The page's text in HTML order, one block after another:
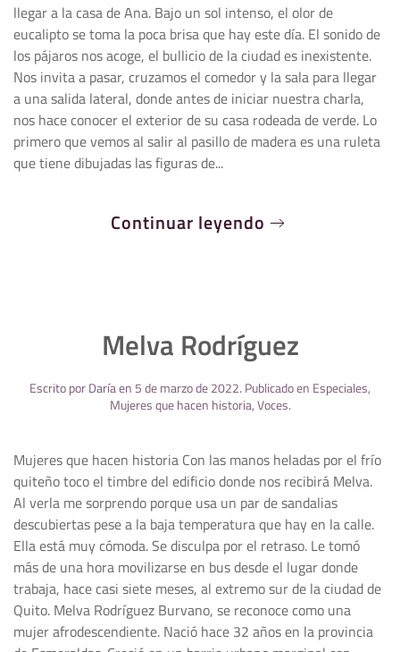
llegar a la casa de Ana. Bajo un sol intenso, el olor de
eucalipto se toma la poca brisa que hay este día. El sonido de
los pájaros nos acoge, el bullicio de la ciudad es inexistente.
Nos invita a pasar, cruzamos el comedor y la sala para llegar
a una salida lateral, donde antes de iniciar nuestra charla,
nos hace conocer el exterior de su casa rodeada de verde. Lo
primero que vemos al salir al pasillo de madera es una ruleta
que tiene dibujadas las figuras de...
Continuar leyendo
Melva Rodríguez
Escrito porDaríaen 5 de marzo de 2022. Publicado en Especiales,
Mujeres que hacen historia,Voces.
Mujeres que hacen historia Con las manos heladas por el frío
quiteño toco el timbre del edificio donde nos recibirá Melva.
Al verla me sorprendo porque usa un par de sandalias
descubiertas pese a la baja temperatura que hay en la calle.
Ella está muy cómoda. Se disculpa por el retraso. Le tomó
más de una hora movilizarse en bus desde el lugar donde
trabaja, hace casi siete meses, al extremo sur de la ciudad de
Quito. Melva Rodríguez Burvano, se reconoce como una
mujer afrodescendiente. Nació hace 32 años en la provincia